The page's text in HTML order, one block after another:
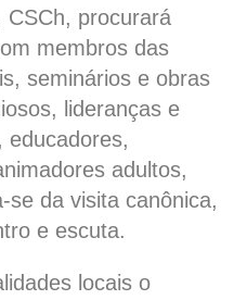
CSCh, procurará
membros das
seminários e obras
lideranças e
educadores,
adultos,
da visita canônica,
e escuta.
locais o